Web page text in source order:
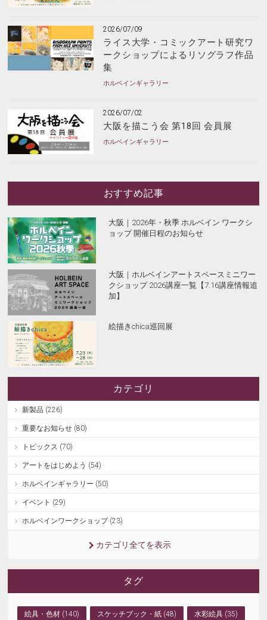
2026/07/09
ライス大学・コミックアート研究ワ
ークショップによるリソグラフ作品
集
ホルベインギャラリー
2026/07/02
大阪を描こう会 第18回 会員展
ホルベインギャラリー
おすすめ記事
大阪｜2026年・秋季 ホルベイン ワークシ
ョップ 開催日程のお知らせ
大阪｜ホルベインアートスペースミニワー
クショップ 2026講座一覧【7.16講座情報追
加】
絵描きchica巡回展
カテゴリ
新製品 (226)
重要なお知らせ (80)
トピックス (70)
アートをはじめよう (54)
ホルベインギャラリー (50)
イベント (29)
ホルベインワークショップ (23)
カテゴリ全てを表示
タグ
絵具・色材 (140) スケッチブック・紙 (48) 水彩絵具 (35)